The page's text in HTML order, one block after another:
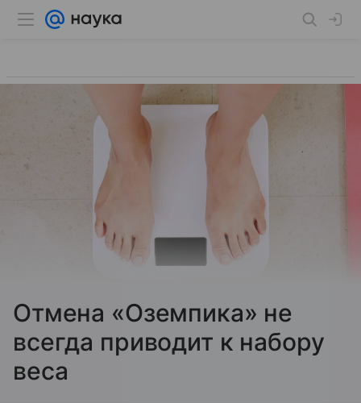
Отмена «Оземпика» не
всегда приводит к набору
веса